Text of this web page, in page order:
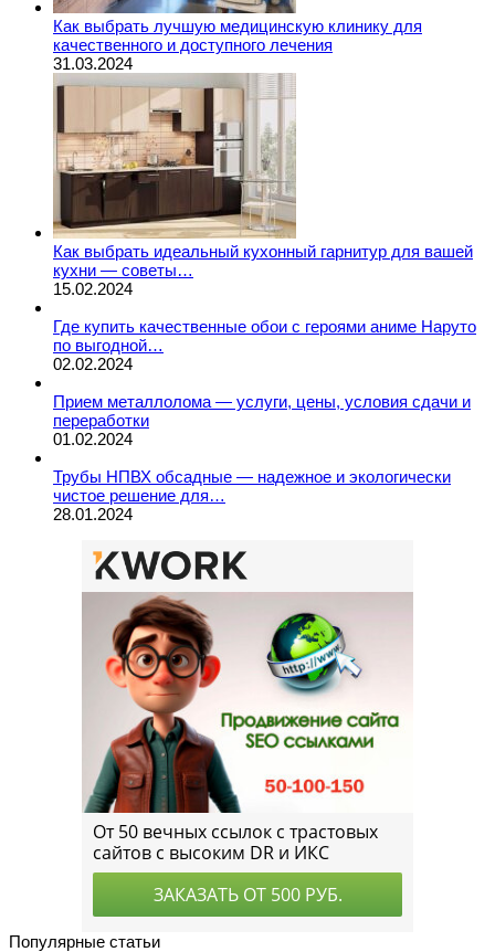
Как выбрать лучшую медицинскую клинику для
качественного и доступного лечения
31.03.2024
Как выбрать идеальный кухонный гарнитур для вашей
кухни — советы…
15.02.2024
Где купить качественные обои с героями аниме Наруто
по выгодной…
02.02.2024
Прием металлолома — услуги, цены, условия сдачи и
переработки
01.02.2024
Трубы НПВХ обсадные — надежное и экологически
чистое решение для…
28.01.2024
Популярные статьи